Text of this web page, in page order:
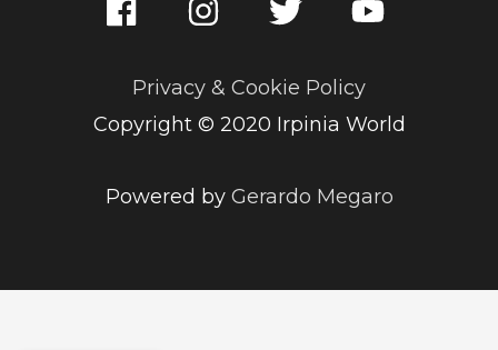
Privacy & Cookie Policy
Copyright © 2020 Irpinia World
Powered by Gerardo Megaro